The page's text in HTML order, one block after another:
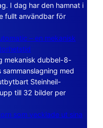
I dag har den hamnat i
fullt användbar för
– en mekanisk
mekanisk dubbel-8-
med
Steinheil-
till 32 bilder per
som vecklade ut sina